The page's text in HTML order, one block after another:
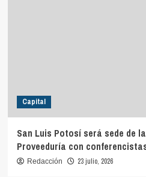
Capital
San Luis Potosí será sede de
Proveeduría con
Redacción 23 julio, 2026